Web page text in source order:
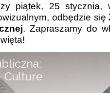
piątek, 25 stycznia,
odbędzie się
. Zapraszamy do